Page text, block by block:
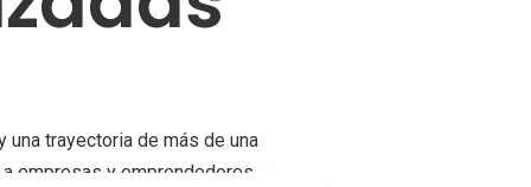
trayectoria de más de una
empresas y emprendedores